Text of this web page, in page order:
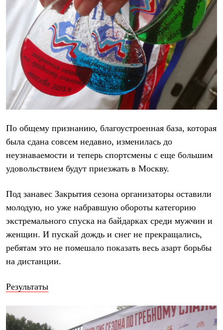
Утепленная пухом
Комбинезоны
Куртки
Брюки
Утепленная синтетикой
Комбинезоны
Куртки
Брюки
Лёгкая одежда
Футболки
Толстовки
Брюки
Куртки
Флисовая одежда
Куртки
Брюки
Жилеты
Комбинезоны
Комплект термобелья
Палатки и тенты
Палатки
Тенты
Аксессуары для палаток
Рюкзаки
Экспедиционные
Городские
Спальные мешки
Пуховые
Комбинированные
По общему признанию, благоустроенная база, которая
была сдана совсем недавно, изменилась до
неузнаваемости и теперь спортсмены с еще большим
удовольствием будут приезжать в Москву.
Под занавес Закрытия сезона организаторы оставили
молодую, но уже набравшую обороты категорию
экстремального спуска на байдарках среди мужчин и
женщин. И пускай дождь и снег не прекращались,
ребятам это не помешало показать весь азарт борьбы
на дистанции.
Результаты